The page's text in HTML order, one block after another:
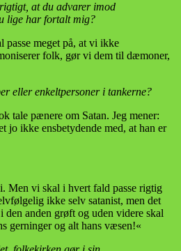
at du advarer imod
lige har fortalt mig?
meget på, at vi ikke
folk, gør vi dem til dæmoner,
eller enkeltpersoner i tankerne?
tale pænere om Satan. Jeg mener:
jo ikke ensbetydende med, at han er
Men vi skal i hvert fald passe rigtig
ikke selv satanist, men det
anden grøft og uden videre skal
gerninger og alt hans væsen!«